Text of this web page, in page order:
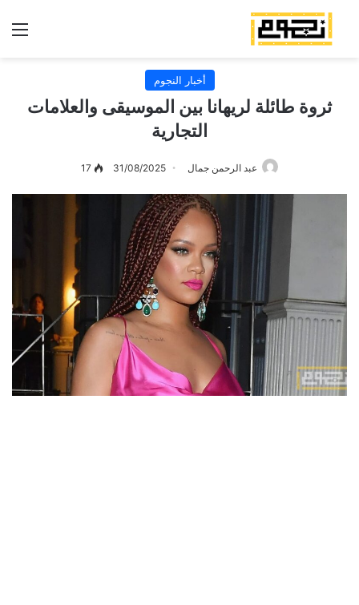
أخبار النجوم
ثروة طائلة لريهانا بين الموسيقى والعلامات
التجارية
عبد الرحمن جمال 31/08/2025
17